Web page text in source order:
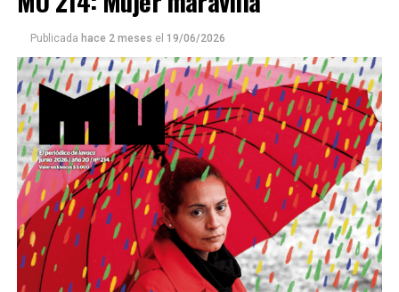
Este número 215 de MU ☝️viene con doble tapa, que
podría ser una frase:
Sin chamuyo, a remarla.
Descargar la Mu en PDF
Publicada hace 2 meses el 19/06/2026